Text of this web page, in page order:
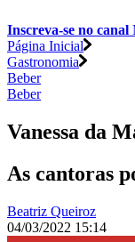
Inscreva-se no canal
Página Inicial
Gastronomia
Beber
Beber
Vanessa da
As cantoras
Beatriz Queiroz
04/03/2022 15:14